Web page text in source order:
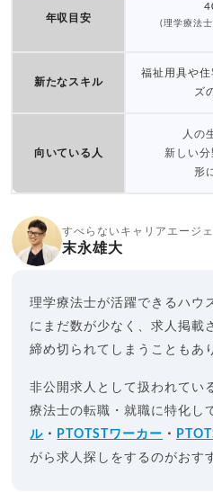
年収目安 (理学療法
新たなスキル
福祉用具や
ズ
向いている人
人の
新しい
形
すべらないキャリアエージ
末永雄大
理学療法士が活躍できるハウ
にまだ数が少なく、求人掲載
締め切られてしまうこともあ
非公開求人として扱われてい
療法士の転職・就職に特化し
ル ・ PTOTSTワーカー ・
がら求人探しをするのがおす